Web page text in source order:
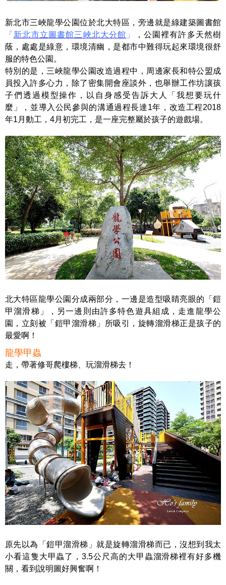
新北市三峽龍學公園位於北大特區，旁邊就是綠建築圖書館
「 新北市立圖書館三峽北大分館 」
，公園裡有許多天然樹
蔭，處處是綠意，環境清幽，是都市中難得玩起來環境很舒
服的特色公園。
特別的是，三峽龍學公園改造過程中，周邊家長和特公盟成
員投入許多心力，除了密集開會座談外，也舉辦工作坊讓孩
子們透過模型操作，以自身感受告訴大人「我想要玩什
麼」，並導入公民參與的溝通過程長達1年，改造工程2018
年1月動工，4月初完工，是一座完整屬於孩子的遊戲場。
北大特區龍學公園分成兩部分，一邊是造型吸睛亮眼的「鎧
甲溜滑梯」，另一邊則由許多特色遊具組成，走進龍學公
園，立刻被「鎧甲溜滑梯」所吸引，旋轉溜滑梯正是孩子的
最愛啊！
龍學甲蟲
走，帶著修哥爬樓梯、玩溜滑梯去！
原先以為「鎧甲溜滑梯」就是旋轉溜滑梯而已，沒想到我太
小看這隻大甲蟲了，3.5公尺高的大甲蟲溜滑梯裡有好多機
關，看到說明圖好興奮啊！